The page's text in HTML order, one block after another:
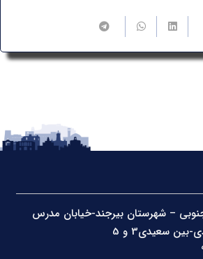
– شهرستان بیرجند-خیابان مدرس